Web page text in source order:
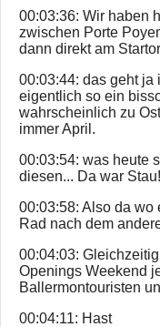
00:03:36: Wir haben
zwischen Porte
dann direkt am
00:03:44: das geht ja
eigentlich so ein
wahrscheinlich zu
immer April.
00:03:54: was heute
diesen... Da war Stau!
00:03:58: Also da wo
Rad nach dem
00:04:03:
Openings Weekend
Ballermontouristen
00:04:11: Hast